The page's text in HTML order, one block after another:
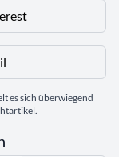
es sich überwiegend